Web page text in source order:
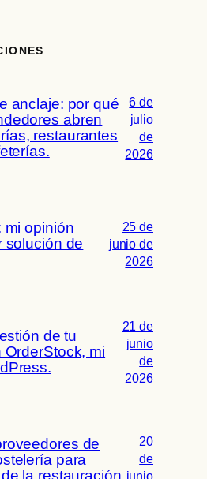
anclaje: por qué
abren
restaurantes
6 de
julio
de
2026
mi opinión
solución de
25 de
junio de
2026
de tu
mi
21 de
junio
de
2026
de
para
la restauración
20
de
junio